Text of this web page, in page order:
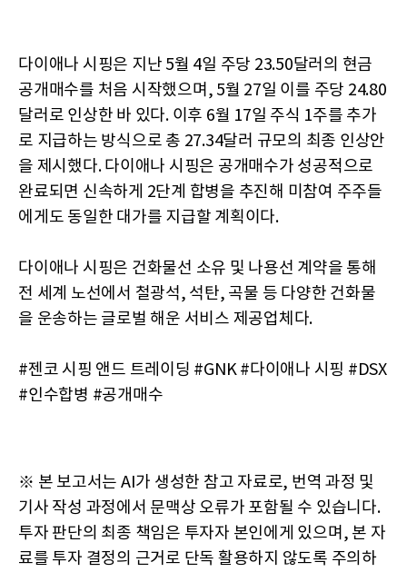
다이애나 시핑은 지난 5월 4일 주당 23.50달러의 현금
공개매수를 처음 시작했으며, 5월 27일 이를 주당 24.80
달러로 인상한 바 있다. 이후 6월 17일 주식 1주를 추가
로 지급하는 방식으로 총 27.34달러 규모의 최종 인상안
을 제시했다. 다이애나 시핑은 공개매수가 성공적으로
완료되면 신속하게 2단계 합병을 추진해 미참여 주주들
에게도 동일한 대가를 지급할 계획이다.
다이애나 시핑은 건화물선 소유 및 나용선 계약을 통해
전 세계 노선에서 철광석, 석탄, 곡물 등 다양한 건화물
을 운송하는 글로벌 해운 서비스 제공업체다.
#젠코 시핑 앤드 트레이딩 #GNK #다이애나 시핑 #DSX
#인수합병 #공개매수
※ 본 보고서는 AI가 생성한 참고 자료로, 번역 과정 및
기사 작성 과정에서 문맥상 오류가 포함될 수 있습니다.
투자 판단의 최종 책임은 투자자 본인에게 있으며, 본 자
료를 투자 결정의 근거로 단독 활용하지 않도록 주의하